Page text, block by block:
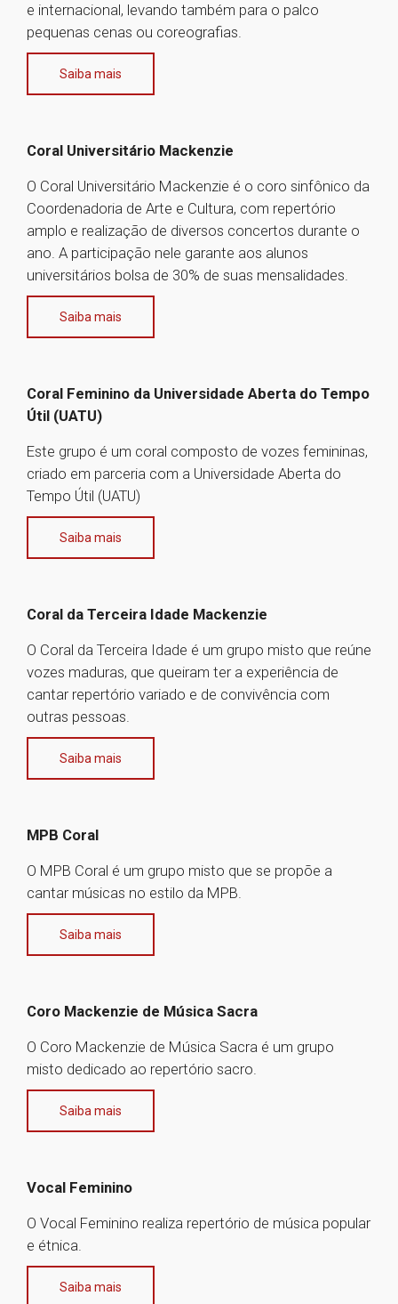
e internacional, levando também para o palco
pequenas cenas ou coreografias.
Saiba mais
Coral Universitário Mackenzie
O Coral Universitário Mackenzie é o coro sinfônico da
Coordenadoria de Arte e Cultura, com repertório
amplo e realização de diversos concertos durante o
ano. A participação nele garante aos alunos
universitários bolsa de 30% de suas mensalidades.
Saiba mais
Coral Feminino da Universidade Aberta do Tempo
Útil (UATU)
Este grupo é um coral composto de vozes femininas,
criado em parceria com a Universidade Aberta do
Tempo Útil (UATU)
Saiba mais
Coral da Terceira Idade Mackenzie
O Coral da Terceira Idade é um grupo misto que reúne
vozes maduras, que queiram ter a experiência de
cantar repertório variado e de convivência com
outras pessoas.
Saiba mais
MPB Coral
O MPB Coral é um grupo misto que se propõe a
cantar músicas no estilo da MPB.
Saiba mais
Coro Mackenzie de Música Sacra
O Coro Mackenzie de Música Sacra é um grupo
misto dedicado ao repertório sacro.
Saiba mais
Vocal Feminino
O Vocal Feminino realiza repertório de música popular
e étnica.
Saiba mais